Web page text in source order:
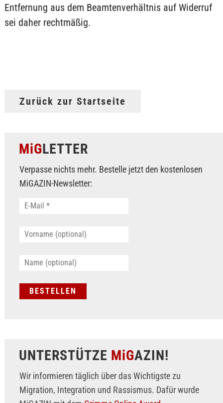
Entfernung aus dem Beamtenverhältnis auf Widerruf
sei daher rechtmäßig.
Zurück zur Startseite
MiGLETTER
Verpasse nichts mehr. Bestelle jetzt den kostenlosen
MiGAZIN-Newsletter:
UNTERSTÜTZE MiGAZIN!
Wir informieren täglich über das Wichtigste zu
Migration, Integration und Rassismus. Dafür wurde